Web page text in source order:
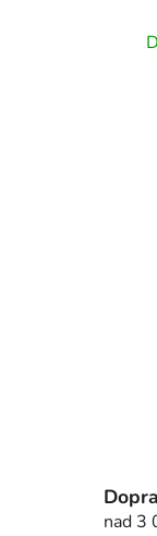
nad 3